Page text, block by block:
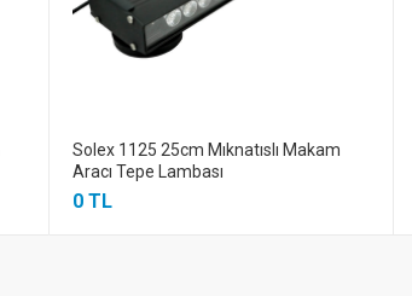
Solex 1125 25cm Mıknatıslı Makam
Aracı Tepe Lambası
0 TL